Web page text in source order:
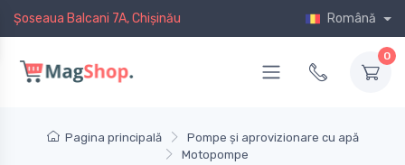
Șoseaua Balcani 7A, Chișinău Română
0
Pagina principală
Pompe și aprovizionare cu apă
Motopompe